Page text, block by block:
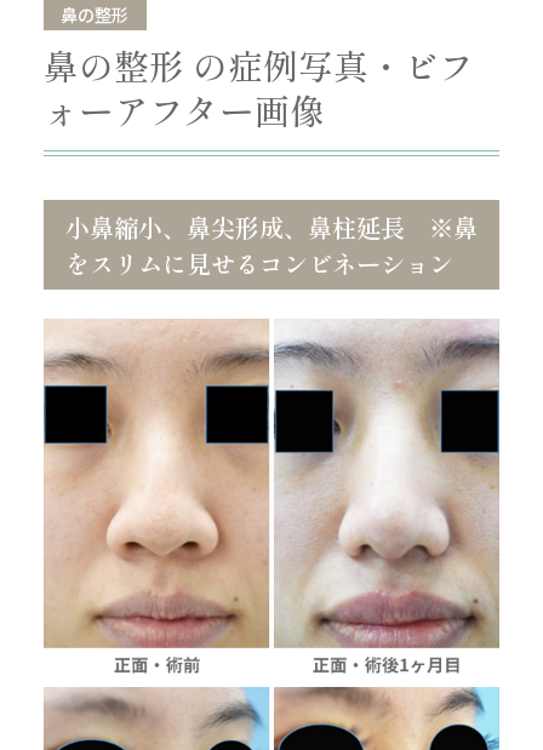
鼻の整形
鼻の整形 の症例写真・ビフ
ォーアフター画像
小鼻縮小、鼻尖形成、鼻柱延長 ※鼻
をスリムに見せるコンビネーション